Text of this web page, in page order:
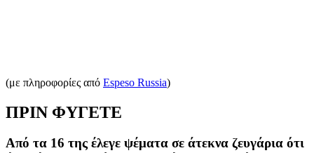
(με πληροφορίες από Espeso Russia)
ΠΡΙΝ ΦΥΓΕΤΕ
Από τα 16 της έλεγε ψέματα σε άτεκνα ζευγάρια ότι